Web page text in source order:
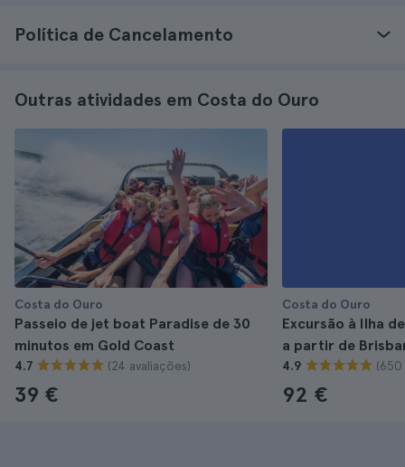
Política de Cancelamento
Outras atividades em Costa do Ouro
Costa do Ouro
Passeio de jet boat Paradise de 30
minutos em Gold Coast
4.7 (24 avaliações)
39 €
Costa do Ouro
Excursão à Ilha
a partir de
4.9 (650
92 €